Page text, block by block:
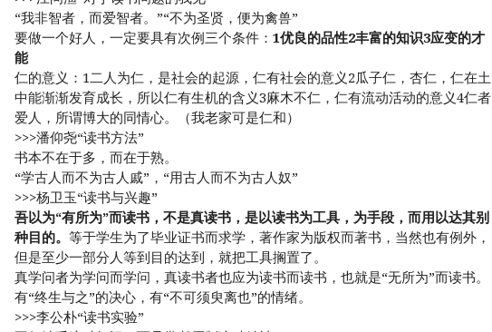
“我非智者，而爱智者。”“不为圣贤，便为禽兽”
要做一个好人，一定要具有次例三个条件： 1优良的品性2丰富的知识3应变的才
能
仁的意义：1二人为仁，是社会的起源，仁有社会的意义2瓜子仁，杏仁，仁在土
中能渐渐发育成长，所以仁有生机的含义3麻木不仁，仁有流动活动的意义4仁者
爱人，所谓博大的同情心。（我老家可是仁和）
>>>潘仰尧“读书方法”
书本不在于多，而在于熟。
“学古人而不为古人戚”，“用古人而不为古人奴”
>>>杨卫玉“读书与兴趣”
吾以为“有所为”而读书，不是真读书，是以读书为工具，为手段，而用以达其别
种目的。 等于学生为了毕业证书而求学，著作家为版权而著书，当然也有例外，
但是至少一部分人等到目的达到，就把工具搁置了。
真学问者为学问而学问，真读书者也应为读书而读书，也就是“无所为”而读书。
有“终生与之”的决心，有“不可须臾离也”的情绪。
>>>李公朴“读书实验”